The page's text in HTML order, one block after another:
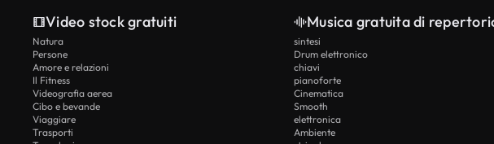
Video stock gratuiti
Natura
Persone
Amore e relazioni
Il Fitness
Videografia aerea
Cibo e bevande
Viaggiare
Trasporti
Musica gratuita di
sintesi
Drum elettronico
chiavi
pianoforte
Cinematica
Smooth
elettronica
Ambiente